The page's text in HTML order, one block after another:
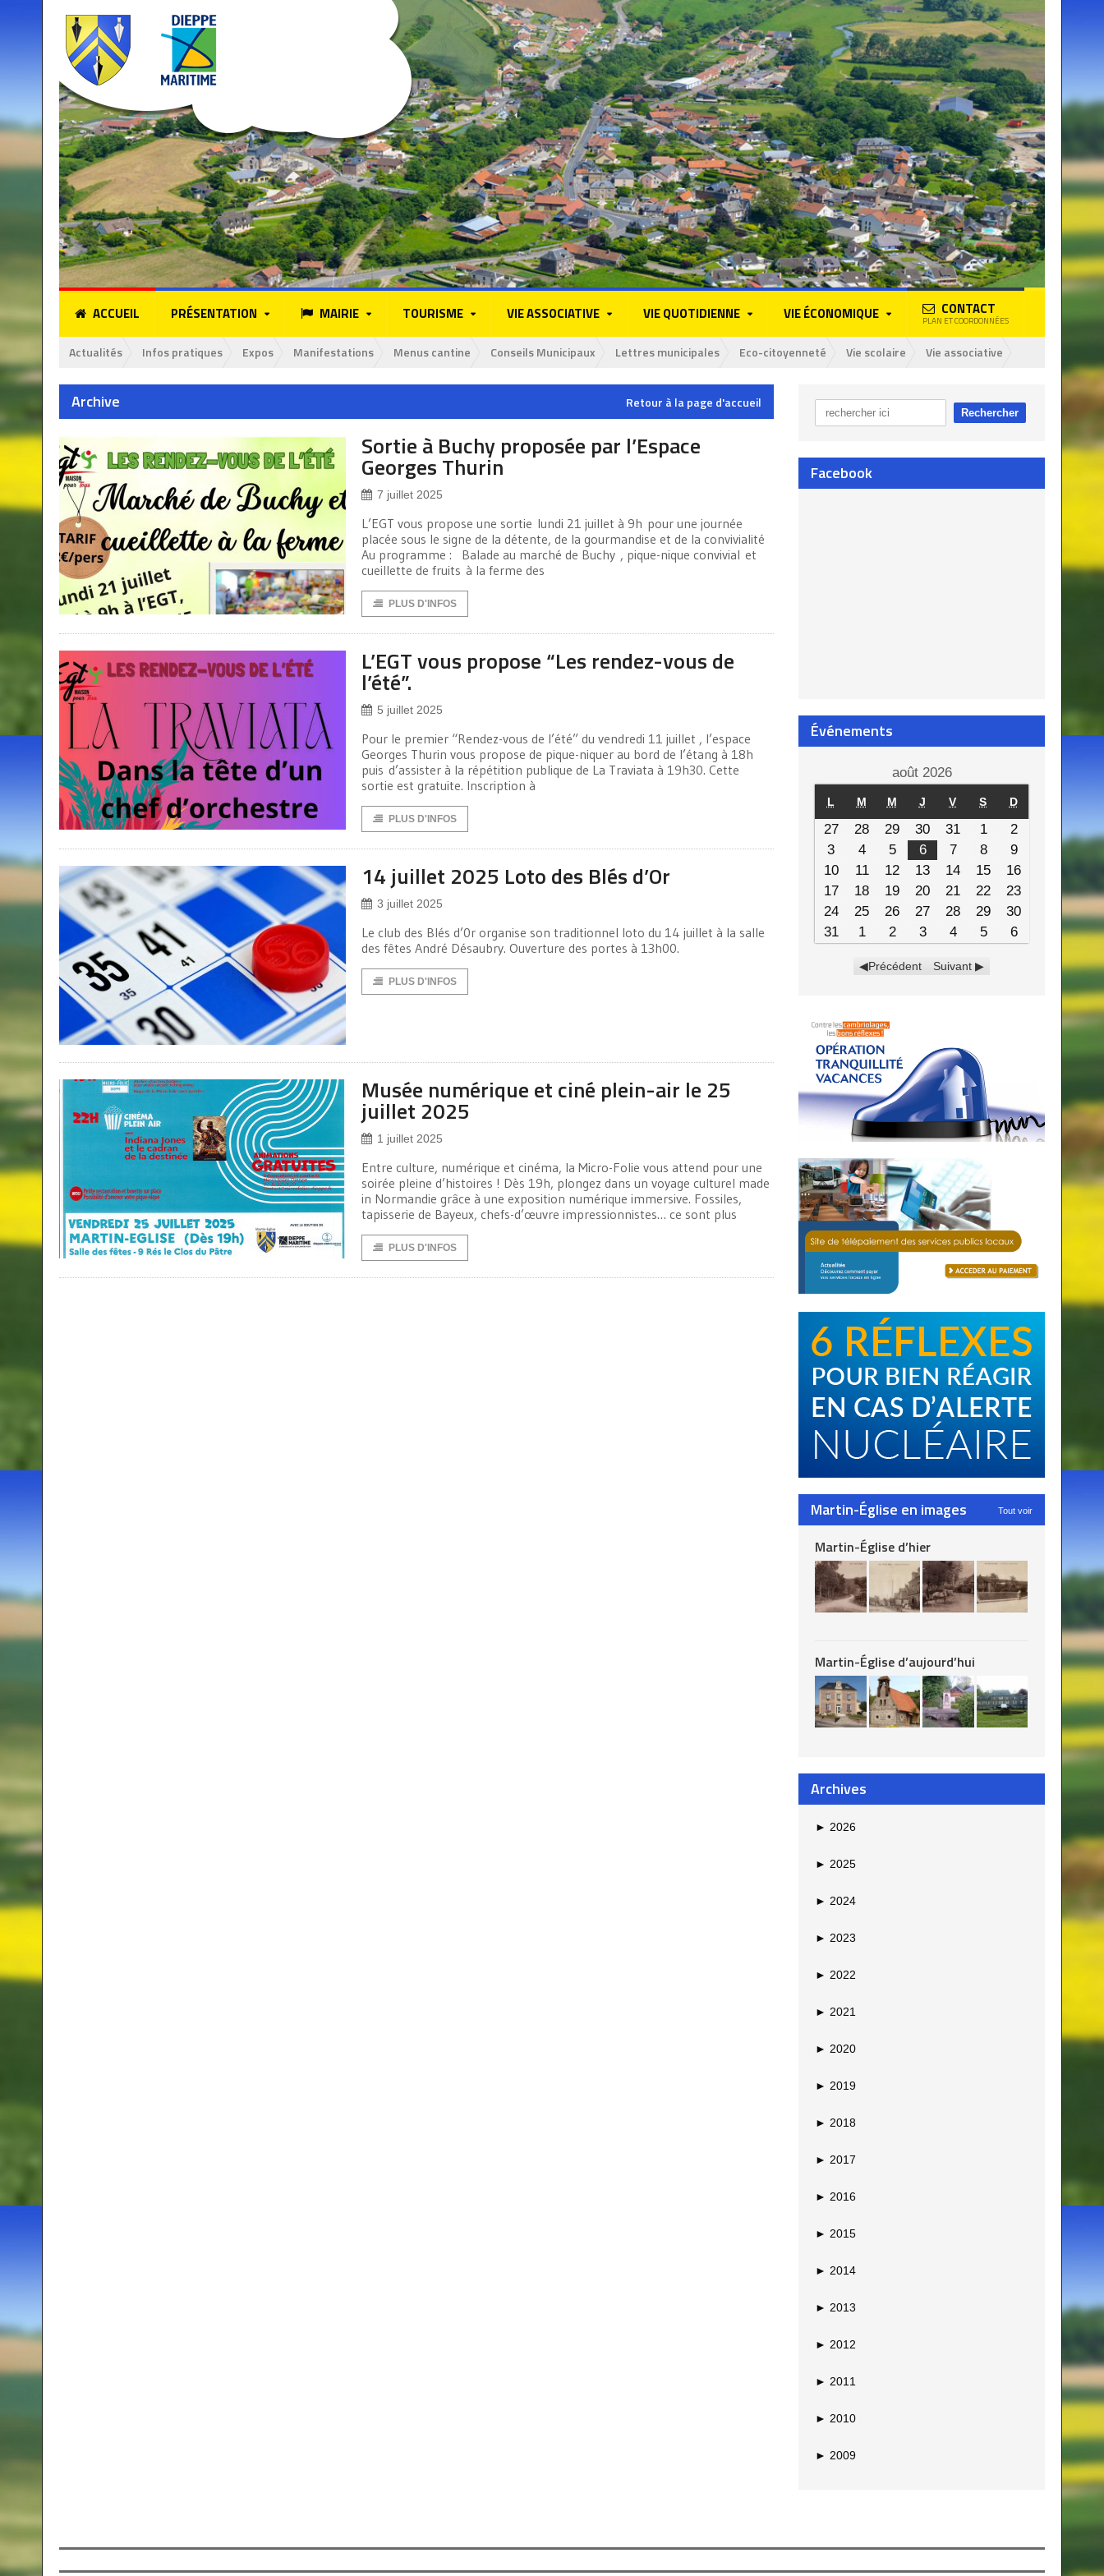
ACCUEIL PRÉSENTATION MAIRIE TOURISME VIE ASSOCIATIVE VIE QUOTIDIENNE VIE ÉCONOMIQUE CONTACT
PLAN ET COORDONNÉES
Actualités Infos pratiques Expos Manifestations Menus cantine Conseils Municipaux Lettres municipales Eco-citoyenneté Vie scolaire Vie associative
Archive Retour à la page d'accueil
Sortie à Buchy proposée par l’Espace
Georges Thurin
7 juillet 2025
L’EGT vous propose une sortie lundi 21 juillet à 9h pour une journée
placée sous le signe de la détente, de la gourmandise et de la convivialité
Au programme : Balade au marché de Buchy , pique-nique convivial et
cueillette de fruits à la ferme des
PLUS D'INFOS
L’EGT vous propose “Les rendez-vous de
l’été”.
5 juillet 2025
Pour le premier “Rendez-vous de l’été” du vendredi 11 juillet , l’espace
Georges Thurin vous propose de pique-niquer au bord de l’étang à 18h
puis d’assister à la répétition publique de La Traviata à 19h30. Cette
sortie est gratuite. Inscription à
PLUS D'INFOS
14 juillet 2025 Loto des Blés d’Or
3 juillet 2025
Le club des Blés d’0r organise son traditionnel loto du 14 juillet à la salle
des fêtes André Désaubry. Ouverture des portes à 13h00.
PLUS D'INFOS
Musée numérique et ciné plein-air le 25
juillet 2025
1 juillet 2025
Entre culture, numérique et cinéma, la Micro-Folie vous attend pour une
soirée pleine d’histoires ! Dès 19h, plongez dans un voyage culturel made
in Normandie grâce à une exposition numérique immersive. Fossiles,
tapisserie de Bayeux, chefs-d’œuvre impressionnistes… ce sont plus
PLUS D'INFOS
Facebook
Événements
août 2026
L M M J V S D
27 28 29 30 31 1
2
3
4 5 6 7 8
9
10
11 12 13 14 15
16
17
18 19 20 21 22
23
24
25 26 27 28 29
30
31
1 2 3 4 5 6
Précédent Suivant
Martin-Église en images Tout voir
Martin-Église d’hier
Martin-Église d’aujourd’hui
Archives
► 2026
► 2025
► 2024
► 2023
► 2022
► 2021
► 2020
► 2019
► 2018
► 2017
► 2016
► 2015
► 2014
► 2013
► 2012
► 2011
► 2010
► 2009